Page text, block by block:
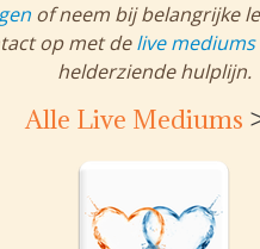
of neem bij belangrijke
op met delive mediums
helderziende hulplijn.
Alle Live Mediums